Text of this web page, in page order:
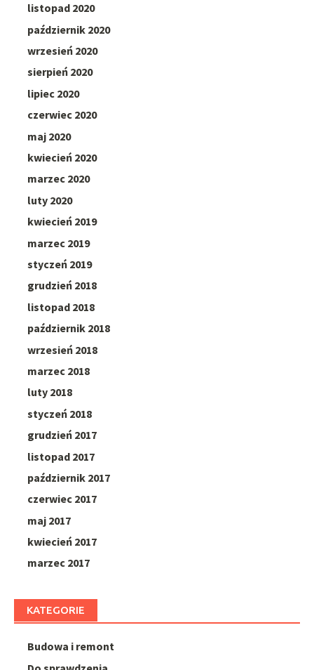
listopad 2020
październik 2020
wrzesień 2020
sierpień 2020
lipiec 2020
czerwiec 2020
maj 2020
kwiecień 2020
marzec 2020
luty 2020
kwiecień 2019
marzec 2019
styczeń 2019
grudzień 2018
listopad 2018
październik 2018
wrzesień 2018
marzec 2018
luty 2018
styczeń 2018
grudzień 2017
listopad 2017
październik 2017
czerwiec 2017
maj 2017
kwiecień 2017
marzec 2017
KATEGORIE
Budowa i remont